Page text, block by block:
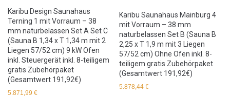
Karibu Design Saunahaus
Terning 1 mit Vorraum – 38
mm naturbelassen Set A Set C
(Sauna B 1,34 x T 1,34 m mit 2
Liegen 57/52 cm) 9 kW Ofen
inkl. Steuergerät inkl. 8-teiligem
gratis Zubehörpaket
(Gesamtwert 191,92€)
5.871,99 €
Karibu Saunahaus Mainburg 4
mit Vorraum – 38 mm
naturbelassen Set B (Sauna B
2,25 x T 1,9 m mit 3 Liegen
57/52 cm) Ohne Ofen inkl. 8-
teiligem gratis Zubehörpaket
(Gesamtwert 191,92€)
5.878,44€